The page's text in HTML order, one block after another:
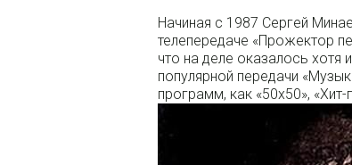
Начиная с 1987 Сергей
телепередаче «Прожектор
что на деле оказалось хотя
популярной передачи
программ, как «50х50»,